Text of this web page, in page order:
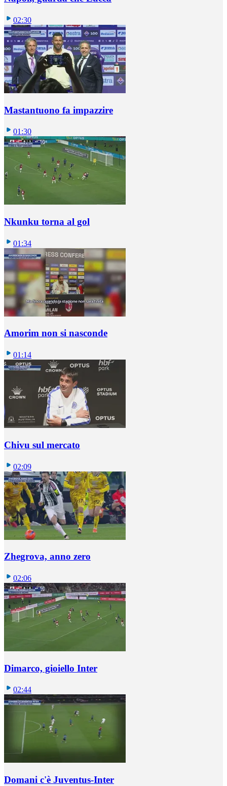
02:30
Mastantuono fa impazzire
01:30
Nkunku torna al gol
01:34
Amorim non si nasconde
01:14
Chivu sul mercato
02:09
Zhegrova, anno zero
02:06
Dimarco, gioiello Inter
02:44
Domani c'è Juventus-Inter